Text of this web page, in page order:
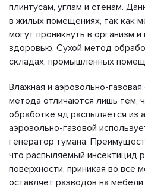
плинтусам, углам и стенам.
в жилых помещениях, так как
могут проникнуть в организм
здоровью. Сухой метод
складах, промышленных
Влажная и аэрозольно-
метода отличаются лишь тем,
обработке яд распыляется из
аэрозольно-газовой
генератор тумана.
что распыляемый инсектицид
поверхности, приникая во все
оставляет разводов на мебели